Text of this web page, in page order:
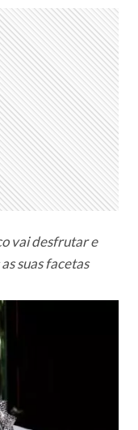
vai desfrutar e
suas facetas